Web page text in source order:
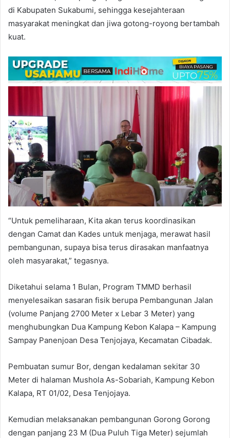
di Kabupaten Sukabumi, sehingga kesejahteraan
masyarakat meningkat dan jiwa gotong-royong bertambah
kuat.
“Untuk pemeliharaan, Kita akan terus koordinasikan
dengan Camat dan Kades untuk menjaga, merawat hasil
pembangunan, supaya bisa terus dirasakan manfaatnya
oleh masyarakat,” tegasnya.
Diketahui selama 1 Bulan, Program TMMD berhasil
menyelesaikan sasaran fisik berupa Pembangunan Jalan
(volume Panjang 2700 Meter x Lebar 3 Meter) yang
menghubungkan Dua Kampung Kebon Kalapa – Kampung
Sampay Panenjoan Desa Tenjojaya, Kecamatan Cibadak.
Pembuatan sumur Bor, dengan kedalaman sekitar 30
Meter di halaman Mushola As-Sobariah, Kampung Kebon
Kalapa, RT 01/02, Desa Tenjojaya.
Kemudian melaksanakan pembangunan Gorong Gorong
dengan panjang 23 M (Dua Puluh Tiga Meter) sejumlah